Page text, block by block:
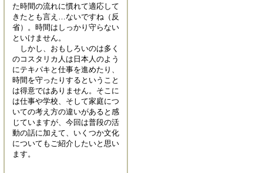
た時間の流れに慣れて適応して
きたとも言え…ないですね（反
省）。時間はしっかり守らない
といけません。
しかし、おもしろいのは多く
のコスタリカ人は日本人のよう
にテキパキと仕事を進めたり、
時間を守ったりするということ
は得意ではありません。そこに
は仕事や学校、そして家庭につ
いての考え方の違いがあると感
じていますが、今回は普段の活
動の話に加えて、いくつか文化
についてもご紹介したいと思い
ます。